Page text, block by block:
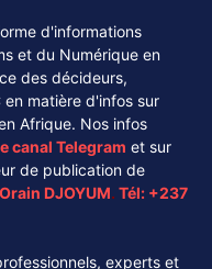
d'informations
et du Numérique en
des décideurs,
matière d'infos sur
Afrique. Nos infos
canal Telegram et sur
de publication de
DJOYUM. Tél: +237
experts et